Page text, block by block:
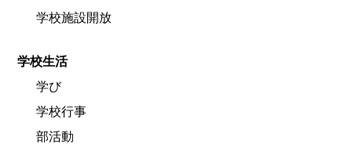
学校施設開放
学校生活
学び
学校行事
部活動